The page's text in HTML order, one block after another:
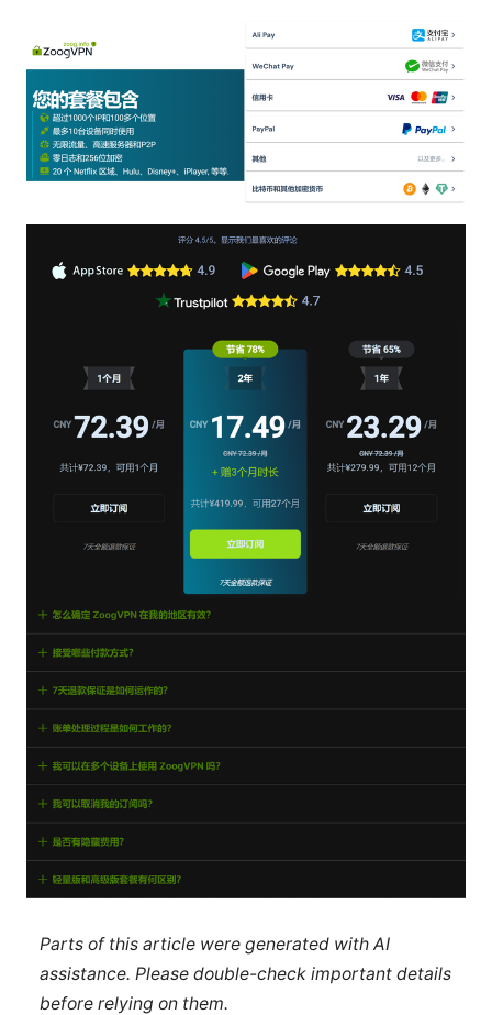
Parts of this article were generated with AI
assistance. Please double-check important details
before relying on them.